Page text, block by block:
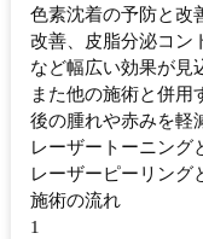
色素沈着の予防と改
改善、皮脂分泌コン
など幅広い効果が見
また他の施術と併用
後の腫れや赤みを軽
レーザートーニング
レーザーピーリング
施術の流れ
1